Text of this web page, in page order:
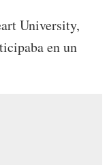
University,
en un